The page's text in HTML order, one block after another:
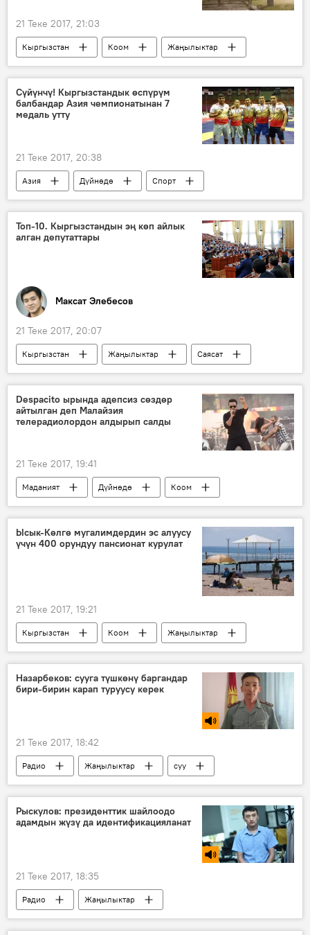
21 Теке 2017, 21:03
Кыргызстан Коом
Жаңылыктар
күн
жаан-чачын тоо
Сүйүнчү! Кыргызстандык өспүрүм
балбандар Азия чемпионатынан 7
медаль утту
21 Теке 2017, 20:38
Азия Дүйнөдө
Спорт
Жаңылыктар
медаль
жеңиш
күрөш
Топ-10. Кыргызстандын эң көп айлык
алган депутаттары
Максат Элебесов
21 Теке 2017, 20:07
Кыргызстан Жаңылыктар
Саясат
Жогорку Кеңеш
айлык-акы
декларация
Despacito ырында адепсиз сөздөр
айтылган деп Малайзия
телерадиолордон алдырып салды
21 Теке 2017, 19:41
Маданият Дүйнөдө
Коом
Жаңылыктар
Малайзия
тыюу салуу
ыр
Ысык-Көлгө мугалимдердин эс алуусу
үчүн 400 орундуу пансионат курулат
21 Теке 2017, 19:21
Кыргызстан Коом
Жаңылыктар
Ысык-Көл
мугалим пансионат
Назарбеков: сууга түшкөнү баргандар
бири-бирин карап туруусу керек
21 Теке 2017, 18:42
Радио Жаңылыктар
суу
эреже
Кыргызстан
Рыскулов: президенттик шайлоодо
адамдын жүзү да идентификацияланат
21 Теке 2017, 18:35
Радио
Жаңылыктар
идентификациялоо
шайлоо